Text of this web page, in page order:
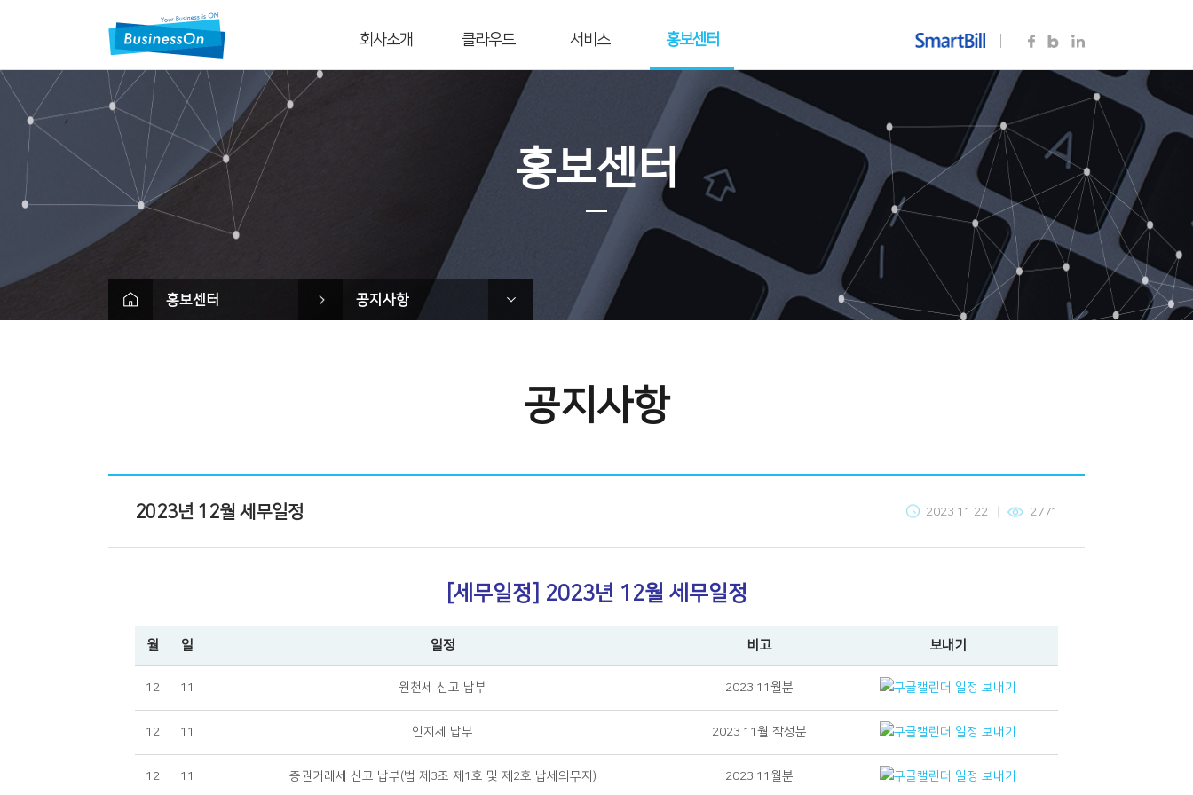
회사소개 클라우드
전자세금계산서
전자서명
리스크관리
API/SDK
서비스
광고·제휴
홍보센터
공지사항
보도자료
언론보도
공고사항
이벤트/프로모션
사회공헌
뉴스레터
홍보센터
홍보센터 공지사항
공지사항
2023년 12월 세무일정 2023.11.22 2771
[세무일정] 2023년 12월 세무일정
월 일 일정 비고 보내기
12 11 원천세 신고 납부 2023.11월분
12 11 인지세 납부 2023.11월 작성분
12 11 증권거래세 신고 납부(법 제3조 제1호 및 제2호 납세의무자) 2023.11월분